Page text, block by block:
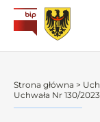
Strona główna >
Uchwała Nr 130/